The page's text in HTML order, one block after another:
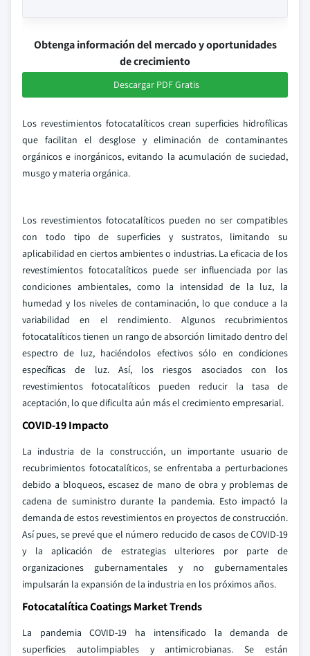
Obtenga información del mercado y oportunidades
de crecimiento
Descargar PDF Gratis
Los revestimientos fotocatalíticos crean superficies hidrofílicas
que facilitan el desglose y eliminación de contaminantes
orgánicos e inorgánicos, evitando la acumulación de suciedad,
musgo y materia orgánica.
Los revestimientos fotocatalíticos pueden no ser compatibles
con todo tipo de superficies y sustratos, limitando su
aplicabilidad en ciertos ambientes o industrias. La eficacia de los
revestimientos fotocatalíticos puede ser influenciada por las
condiciones ambientales, como la intensidad de la luz, la
humedad y los niveles de contaminación, lo que conduce a la
variabilidad en el rendimiento. Algunos recubrimientos
fotocatalíticos tienen un rango de absorción limitado dentro del
espectro de luz, haciéndolos efectivos sólo en condiciones
específicas de luz. Así, los riesgos asociados con los
revestimientos fotocatalíticos pueden reducir la tasa de
aceptación, lo que dificulta aún más el crecimiento empresarial.
COVID-19 Impacto
La industria de la construcción, un importante usuario de
recubrimientos fotocatalíticos, se enfrentaba a perturbaciones
debido a bloqueos, escasez de mano de obra y problemas de
cadena de suministro durante la pandemia. Esto impactó la
demanda de estos revestimientos en proyectos de construcción.
Así pues, se prevé que el número reducido de casos de COVID-19
y la aplicación de estrategias ulteriores por parte de
organizaciones gubernamentales y no gubernamentales
impulsarán la expansión de la industria en los próximos años.
Fotocatalítica Coatings Market Trends
La pandemia COVID-19 ha intensificado la demanda de
superficies autolimpiables y antimicrobianas. Se están